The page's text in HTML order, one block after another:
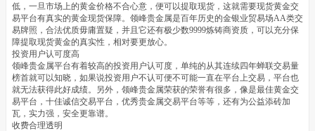
低，一旦市场上的黄金价格不合心意，便可以提取现货，这就需要现货黄金交
易平台有真实的黄金现货保障。领峰贵金属是百年历史的金银业贸易场AA类交
易牌照，合法优质毋庸置疑，并且它还有极少数9999炼铸商资质，可以充分保
障提取现货黄金的真实性，相对要更放心。
投资用户认可度高
领峰贵金属平台有着较高的投资用户认可度，单纯的从其连续四年蝉联交易量
榜首就可以知晓，如果说投资用户不认可便不可能一直在平台上交易，平台也
就无法获得此好成绩。另外，领峰贵金属荣获的荣誉有很多，像是最佳黄金交
易平台，十佳诚信交易平台，优秀贵金属交易平台等等，还有为公益添砖加
瓦，实力强，安全更靠谱。
收费合理透明